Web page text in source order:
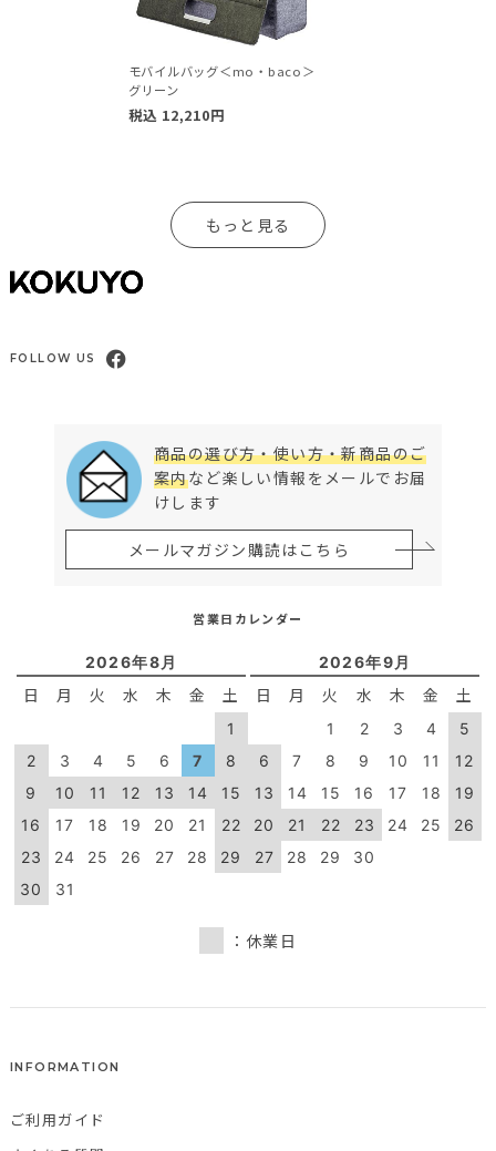
モバイルバッグ＜mo・baco＞
グリーン
税込 12,210円
もっと見る
FOLLOW US
商品の選び方・使い方・新商品のご
案内など楽しい情報をメールでお届
けします
メールマガジン購読はこちら
営業日カレンダー
2026年8月
日 月 火 水 木 金 土
1
2
3 4 5 6 7
8
9
10 11 12 13 14
15
16
17 18 19 20 21
22
23
24 25 26 27 28
29
30
31
2026年9月
日 月 火 水 木 金 土
1 2 3 4
5
6
7 8 9 10 11
12
13
14 15 16 17 18
19
20
21 22 23 24 25
26
27
28 29 30
：休業日
INFORMATION
ご利用ガイド